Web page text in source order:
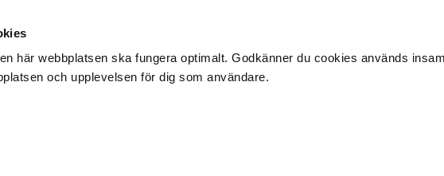
här webbplatsen ska fungera optimalt. Godkänner du cookies används
och upplevelsen för dig som användare.